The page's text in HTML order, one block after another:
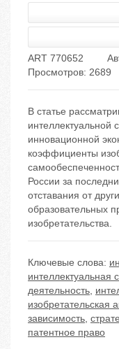
ART 770652
Просмотров: 2689
В статье
интеллектуальной
инновационной
коэффициенты
России за
отставания от
образовательных
изобретательства.
Ключевые слова:
интеллектуальная
деятельность,
изобретательская
зависимость,
патентное право